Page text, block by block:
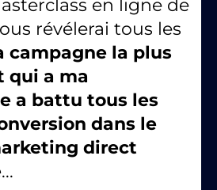
en ligne de
révélerai tous les
campagne la plus
qui a ma
a battu tous les
dans le
direct
...